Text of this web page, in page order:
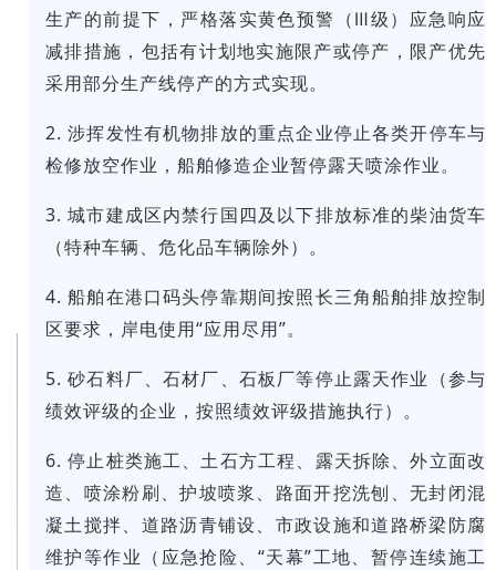
生产的前提下，严格落实黄色预警（Ⅲ级）应急响应
减排措施，包括有计划地实施限产或停产，限产优先
采用部分生产线停产的方式实现。
2. 涉挥发性有机物排放的重点企业停止各类开停车与
检修放空作业，船舶修造企业暂停露天喷涂作业。
3. 城市建成区内禁行国四及以下排放标准的柴油货车
（特种车辆、危化品车辆除外）。
4. 船舶在港口码头停靠期间按照长三角船舶排放控制
区要求，岸电使用“应用尽用”。
5. 砂石料厂、石材厂、石板厂等停止露天作业（参与
绩效评级的企业，按照绩效评级措施执行）。
6. 停止桩类施工、土石方工程、露天拆除、外立面改
造、喷涂粉刷、护坡喷浆、路面开挖洗刨、无封闭混
凝土搅拌、道路沥青铺设、市政设施和道路桥梁防腐
维护等作业（应急抢险、“天幕”工地、暂停连续施工